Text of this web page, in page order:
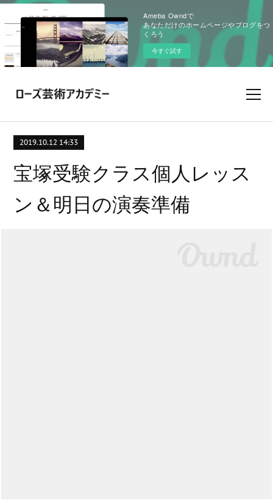
Ameba Owndで
あなただけのホームページやブログをつ
くろう
今すぐ試す
2019.10.12 14:33
宝塚受験クラス個人レッス
ン＆明日の演奏準備